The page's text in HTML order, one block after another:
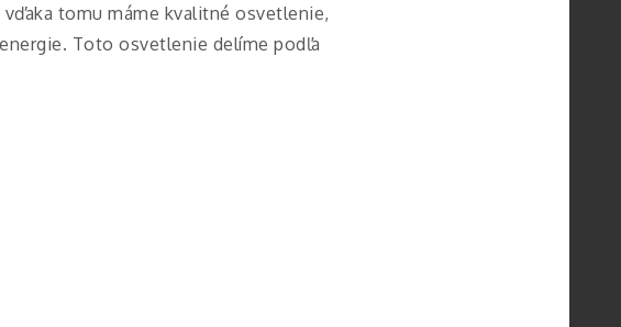
tomu máme kvalitné osvetlenie,
Toto osvetlenie delíme podľa